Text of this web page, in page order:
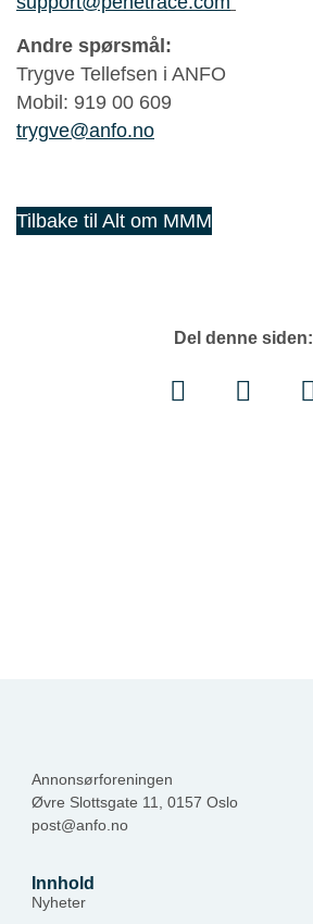
Andre spørsmål:
Trygve Tellefsen i ANFO
Mobil: 919 00 609
trygve@anfo.no
Tilbake til Alt om MMM
Del denne siden:
Annonsørforeningen
Øvre Slottsgate 11, 0157 Oslo
post@anfo.no
Innhold
Nyheter